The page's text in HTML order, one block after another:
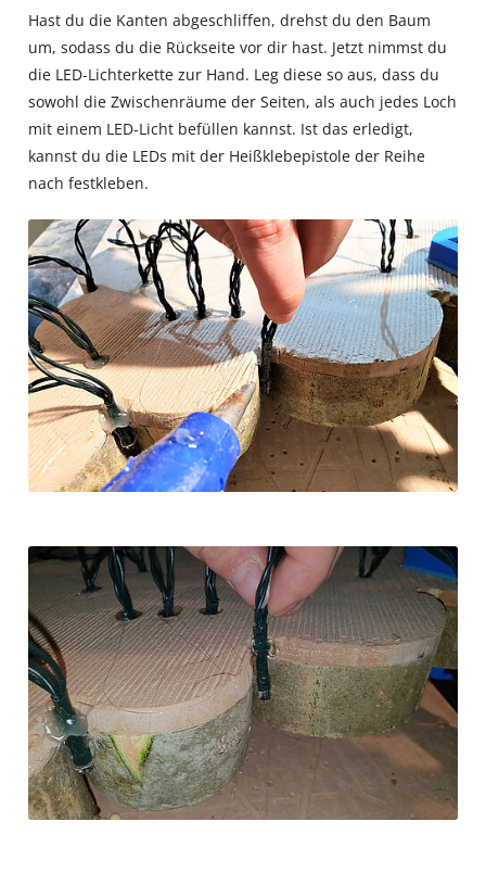
Hast du die Kanten abgeschliffen, drehst du den Baum
um, sodass du die Rückseite vor dir hast. Jetzt nimmst du
die LED-Lichterkette zur Hand. Leg diese so aus, dass du
sowohl die Zwischenräume der Seiten, als auch jedes Loch
mit einem LED-Licht befüllen kannst. Ist das erledigt,
kannst du die LEDs mit der Heißklebepistole der Reihe
nach festkleben.